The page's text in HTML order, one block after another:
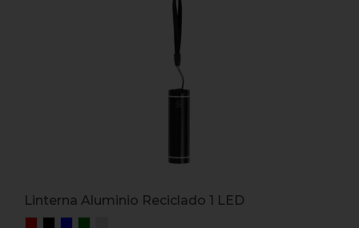
Linterna Aluminio Reciclado 1 LED